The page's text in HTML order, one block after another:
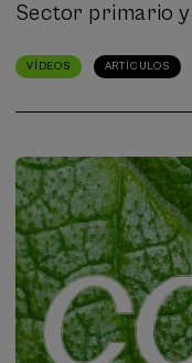
Sector primario
VÍDEOS ARTÍCULOS